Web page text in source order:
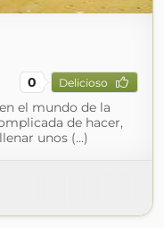
0 Delicioso
el mundo de la
de hacer,
unos (...)